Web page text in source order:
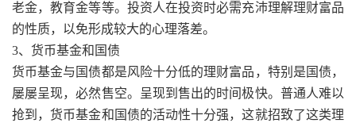
老金，教育金等等。投资人在投资时必需充沛理解理财富品
的性质，以免形成较大的心理落差。
3、货币基金和国债
货币基金与国债都是风险十分低的理财富品，特别是国债，
屡屡呈现，必然售空。呈现到售出的时间极快。普通人难以
抢到，货币基金和国债的活动性十分强，这就招致了这类理